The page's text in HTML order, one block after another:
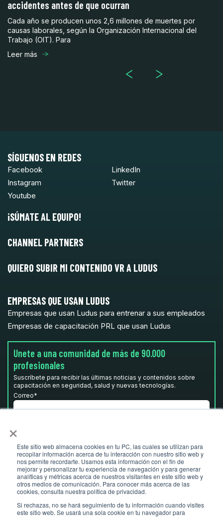
×
Este sitio web almacena cookies en tu PC, las cuales se utilizan para
recopilar información acerca de tu interacción con nuestro sitio web y
nos permite recordarte. Usamos esta información con el fin de
mejorar y personalizar tu experiencia de navegación y para generar
analíticas y métricas acerca de nuestros visitantes en este sitio web y
otros medios de comunicación. Para conocer más acerca de las
cookies, consulta nuestra política de privacidad.
Si rechazas, no se hará seguimiento de tu información cuando visites
este sitio web. Se usará una sola cookie en tu navegador para
accidentes antes de que ocurran
Cada año se producen unos 2,6 millones de muertes por
causas laborales, según la Organización Internacional del
Trabajo (OIT). Para
Leer más
SÍGUENOS EN REDES
Facebook
LinkedIn
Instagram
Twitter
Youtube
¡SÚMATE AL EQUIPO!
CHANNEL PARTNERS
QUIERO SUBIR MI CONTENIDO VR A LUDUS
EMPRESAS QUE USAN LUDUS
Empresas que usan Ludus para entrenar a sus empleados
Empresas de capacitación PRL que usan Ludus
Unete a una comunidad de más de 90.000
profesionales
Suscríbete para recibir las últimas noticias y contenidos sobre
capacitación en seguridad, salud y nuevas tecnologías.
Correo*